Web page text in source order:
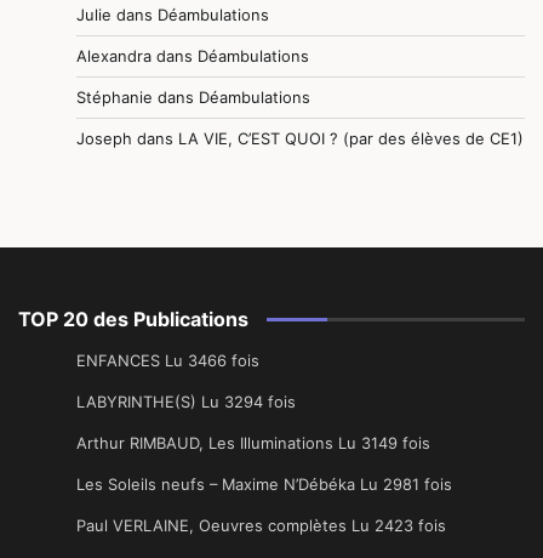
Julie dans Déambulations
Alexandra dans Déambulations
Stéphanie dans Déambulations
Joseph dans LA VIE, C’EST QUOI ? (par des élèves de CE1)
TOP 20 des Publications
ENFANCES Lu 3466 fois
LABYRINTHE(S) Lu 3294 fois
Arthur RIMBAUD, Les Illuminations Lu 3149 fois
Les Soleils neufs – Maxime N’Débéka Lu 2981 fois
Paul VERLAINE, Oeuvres complètes Lu 2423 fois